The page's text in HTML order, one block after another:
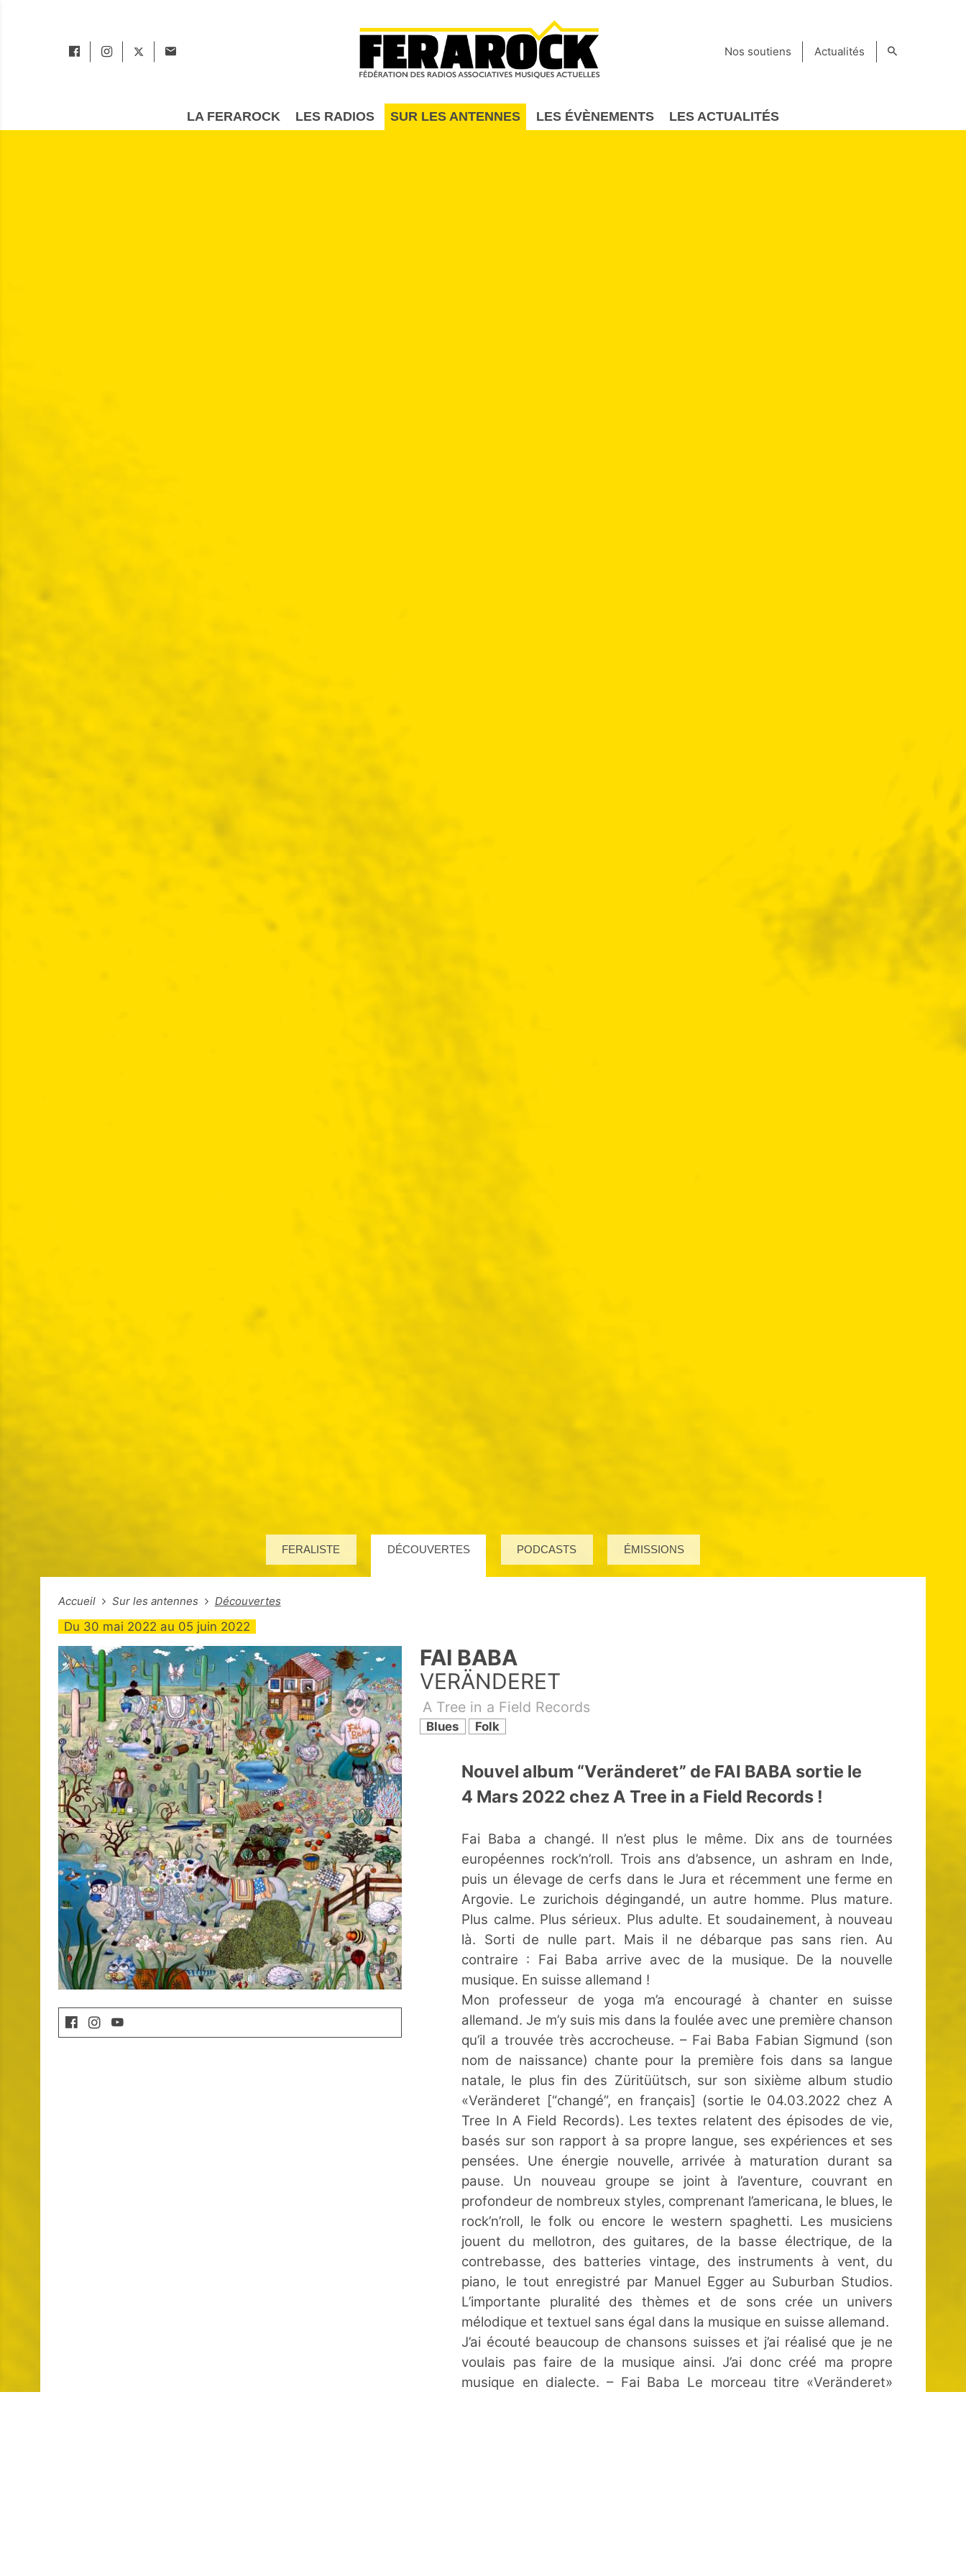
Nos soutiens Actualités
LA FERAROCK LES RADIOS SUR LES ANTENNES LES ÉVÈNEMENTS LES ACTUALITÉS
FERALISTE DÉCOUVERTES PODCASTS ÉMISSIONS
Accueil Sur les antennes Découvertes
Du 30 mai 2022 au 05 juin 2022
FAI BABA
VERÄNDERET
A Tree in a Field Records
Blues Folk
Nouvel album “Veränderet” de FAI BABA sortie le
4 Mars 2022 chez A Tree in a Field Records !
Fai Baba a changé. Il n’est plus le même. Dix ans de tournées
européennes rock’n’roll. Trois ans d’absence, un ashram en Inde,
puis un élevage de cerfs dans le Jura et récemment une ferme en
Argovie. Le zurichois dégingandé, un autre homme. Plus mature.
Plus calme. Plus sérieux. Plus adulte. Et soudainement, à nouveau
là. Sorti de nulle part. Mais il ne débarque pas sans rien. Au
contraire : Fai Baba arrive avec de la musique. De la nouvelle
musique. En suisse allemand !
Mon professeur de yoga m’a encouragé à chanter en suisse
allemand. Je m’y suis mis dans la foulée avec une première chanson
qu’il a trouvée très accrocheuse. – Fai Baba Fabian Sigmund (son
nom de naissance) chante pour la première fois dans sa langue
natale, le plus fin des Züritüütsch, sur son sixième album studio
«Veränderet [“changé”, en français] (sortie le 04.03.2022 chez A
Tree In A Field Records). Les textes relatent des épisodes de vie,
basés sur son rapport à sa propre langue, ses expériences et ses
pensées. Une énergie nouvelle, arrivée à maturation durant sa
pause. Un nouveau groupe se joint à l’aventure, couvrant en
profondeur de nombreux styles, comprenant l’americana, le blues, le
rock’n’roll, le folk ou encore le western spaghetti. Les musiciens
jouent du mellotron, des guitares, de la basse électrique, de la
contrebasse, des batteries vintage, des instruments à vent, du
piano, le tout enregistré par Manuel Egger au Suburban Studios.
L’importante pluralité des thèmes et de sons crée un univers
mélodique et textuel sans égal dans la musique en suisse allemand.
J’ai écouté beaucoup de chansons suisses et j’ai réalisé que je ne
voulais pas faire de la musique ainsi. J’ai donc créé ma propre
musique en dialecte. – Fai Baba Le morceau titre «Veränderet»